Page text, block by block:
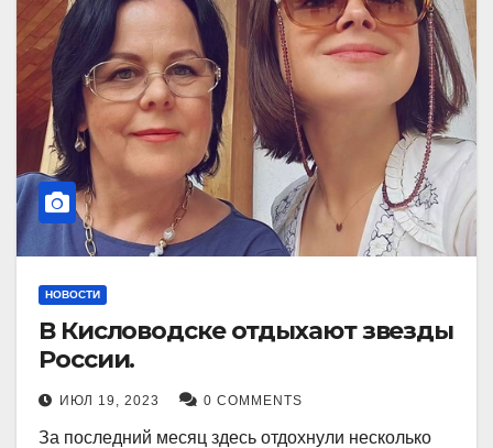
НОВОСТИ
В Кисловодске отдыхают звезды
России.
ИЮЛ 19, 2023 0 COMMENTS
За последний месяц здесь отдохнули несколько